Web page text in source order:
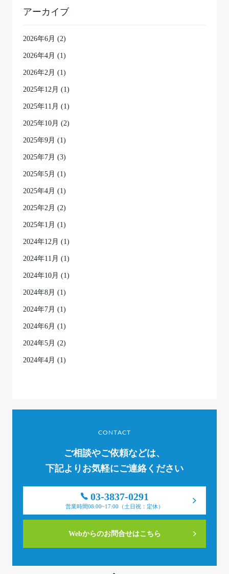
アーカイブ
2026年6月 (2)
2026年4月 (1)
2026年2月 (1)
2025年12月 (1)
2025年11月 (1)
2025年10月 (2)
2025年9月 (1)
2025年7月 (3)
2025年5月 (1)
2025年4月 (1)
2025年2月 (2)
2025年1月 (1)
2024年12月 (1)
2024年11月 (1)
2024年10月 (1)
2024年8月 (1)
2024年7月 (1)
2024年6月 (1)
2024年5月 (2)
2024年4月 (1)
CONTACT
ご相談やご依頼などは、
下記よりお気軽にご連絡ください
03-3837-0291
営業時間08:00~17:00（土日祝：定休）
Webからのお問合せはこちら